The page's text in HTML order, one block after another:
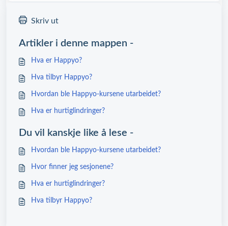
Skriv ut
Artikler i denne mappen -
Hva er Happyo?
Hva tilbyr Happyo?
Hvordan ble Happyo-kursene utarbeidet?
Hva er hurtiglindringer?
Du vil kanskje like å lese -
Hvordan ble Happyo-kursene utarbeidet?
Hvor finner jeg sesjonene?
Hva er hurtiglindringer?
Hva tilbyr Happyo?